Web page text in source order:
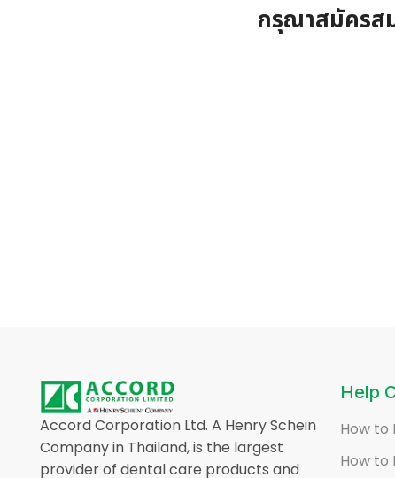
กรุณาสมัครส
Accord Corporation Ltd. A Henry Schein
Company in Thailand, is the largest
provider of dental care products and
Help
How to
How to